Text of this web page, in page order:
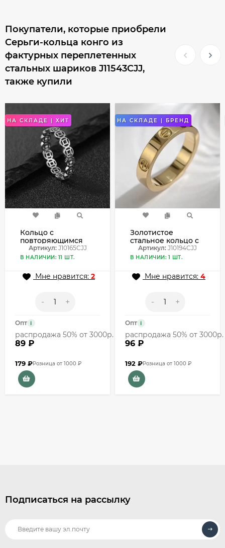
Покупатели, которые приобрели
Серьги-кольца конго из
фактурных переплетенных
стальных шариков J11543CJJ,
также купили
НА СКЛАДЕ | ХИТ
Кольцо с
повторяющимся
орнаментом в виде
восточных
J10165CJJ
Артикул:J10165CJJ
В НАЛИЧИИ: 11 ШТ.
Мне нравится: 2
- +
Опт i
распродажа 50% от 3000р.
89 ₽
179 ₽Розница от 1000 ₽
НА СКЛАДЕ | БРЕНД
Золотистое
стальное кольцо с
декором винты
J10194CJJ
Артикул: J10194CJJ
В НАЛИЧИИ: 1 ШТ.
Мне нравится: 4
- +
Опт i
распродажа 50% от 3000р.
96 ₽
192 ₽Розница от 1000 ₽
Подписаться на рассылку